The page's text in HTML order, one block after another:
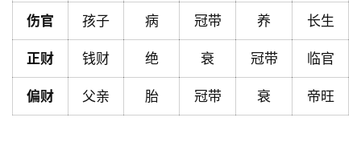
命
理
解
登录 注册
伤官 孩子 病 冠带 养 长生
正财 钱财 绝 衰 冠带 临官
偏财 父亲 胎 冠带 衰 帝旺